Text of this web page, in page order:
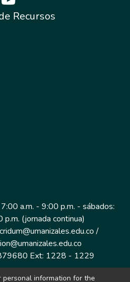
Recursos
a.m. - 9:00 p.m. - sábados:
(jornada continua)
/
Ext: 1228 - 1229
information for the